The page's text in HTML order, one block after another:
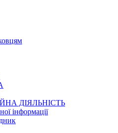
ДІЯЛЬНІСТЬ
інформації